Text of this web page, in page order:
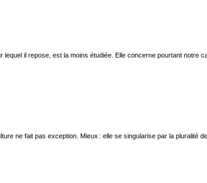
il repose, est la moins étudiée. Elle concerne pourtant notre
ne fait pas exception. Mieux : elle se singularise par la pluralité